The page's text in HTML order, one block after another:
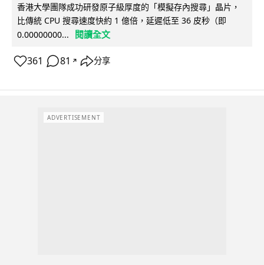
香港大學團隊成功研發原子級厚度的「模擬存內搜尋」晶片，
比傳統 CPU 搜尋速度快約 1 億倍，延遲低至 36 皮秒（即
0.00000000...
閱讀全文
361 81 ↗ 分享
ADVERTISEMENT